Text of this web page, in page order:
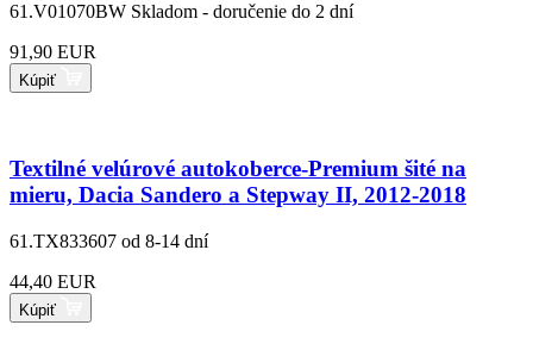
61.V01070BW Skladom - doručenie do 2 dní
91,90 EUR
Kúpiť
Textilné velúrové autokoberce-Premium šité na
mieru, Dacia Sandero a Stepway II, 2012-2018
61.TX833607 od 8-14 dní
44,40 EUR
Kúpiť